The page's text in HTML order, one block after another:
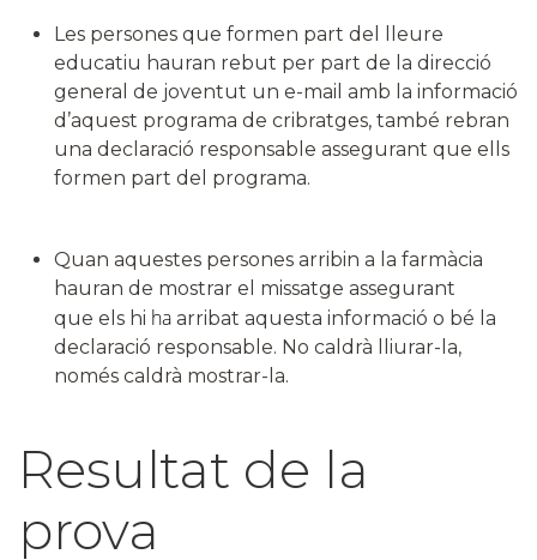
Les persones que formen part del lleure
educatiu hauran rebut per part de la direcció
general de joventut un e-mail amb la informació
d’aquest programa de cribratges, també rebran
una declaració responsable assegurant que ells
formen part del programa.
Quan aquestes persones arribin a la farmàcia
hauran de mostrar el missatge assegurant
que els hi ha arribat aquesta informació o bé la
declaració responsable. No caldrà lliurar-la,
només caldrà mostrar-la.
Resultat de la
prova